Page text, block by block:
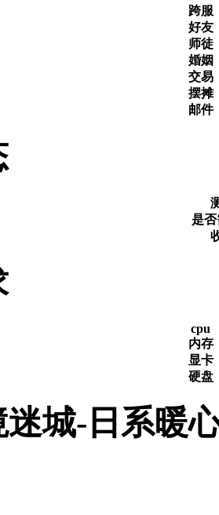
跨服
好友
师徒
婚姻
交易
摆摊
邮件
是
cpu
内存
显卡
硬盘
城-日系暖